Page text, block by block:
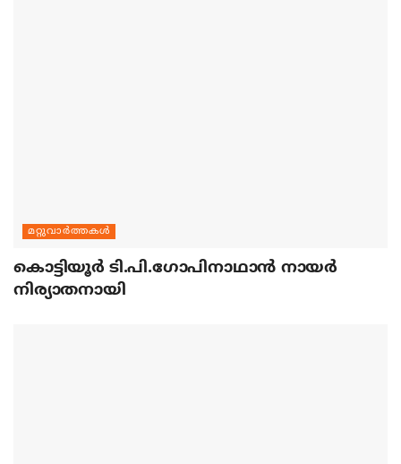
മറ്റുവാര്‍ത്തകള്‍
കൊട്ടിയൂര്‍ ടി.പി.ഗോപിനാഥാന്‍ നായര്‍
നിര്യാതനായി